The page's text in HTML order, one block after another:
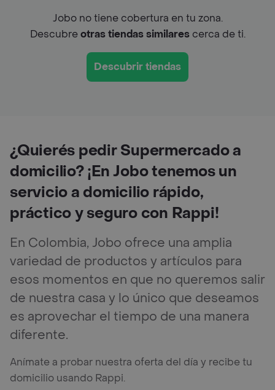
Jobo no tiene cobertura en tu zona.
Descubreotras tiendas similarescerca de ti.
Descubrir tiendas
¿Quierés pedir Supermercado a
domicilio? ¡En Jobo tenemos un
servicio a domicilio rápido,
práctico y seguro con Rappi!
En Colombia, Jobo ofrece una amplia
variedad de productos y artículos para
esos momentos en que no queremos salir
de nuestra casa y lo único que deseamos
es aprovechar el tiempo de una manera
diferente.
Anímate a probar nuestra oferta del día y recibe tu
domicilio usando Rappi.